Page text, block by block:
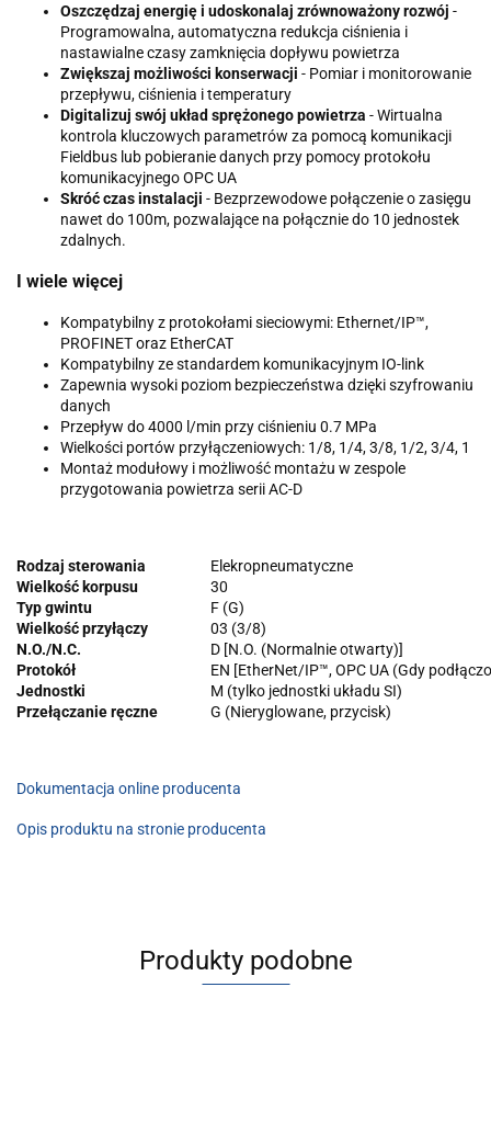
Oszczędzaj energię i udoskonalaj zrównoważony rozwój -
Programowalna, automatyczna redukcja ciśnienia i
nastawialne czasy zamknięcia dopływu powietrza
Zwiększaj możliwości konserwacji - Pomiar i monitorowanie
przepływu, ciśnienia i temperatury
Digitalizuj swój układ sprężonego powietrza - Wirtualna
kontrola kluczowych parametrów za pomocą komunikacji
Fieldbus lub pobieranie danych przy pomocy protokołu
komunikacyjnego OPC UA
Skróć czas instalacji - Bezprzewodowe połączenie o zasięgu
nawet do 100m, pozwalające na połącznie do 10 jednostek
zdalnych.
I wiele więcej
Kompatybilny z protokołami sieciowymi: Ethernet/IP™,
PROFINET oraz EtherCAT
Kompatybilny ze standardem komunikacyjnym IO-link
Zapewnia wysoki poziom bezpieczeństwa dzięki szyfrowaniu
danych
Przepływ do 4000 l/min przy ciśnieniu 0.7 MPa
Wielkości portów przyłączeniowych: 1/8, 1/4, 3/8, 1/2, 3/4, 1
Montaż modułowy i możliwość montażu w zespole
przygotowania powietrza serii AC-D
Rodzaj sterowania
Elekropneumatyczne
Wielkość korpusu
30
Typ gwintu
F (G)
Wielkość przyłączy
03 (3/8)
N.O./N.C.
D [N.O. (Normalnie otwarty)]
Protokół
EN [EtherNet/IP™, OPC UA (Gdy
Jednostki
M (tylko jednostki układu SI)
Przełączanie ręczne
G (Nieryglowane, przycisk)
Dokumentacja online producenta
Opis produktu na stronie producenta
Produkty podobne